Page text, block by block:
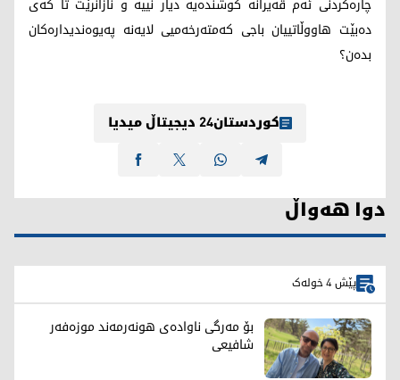
دەبێت هاووڵاتییان باجی کەمتەرخەمیی لایەنە پەیوەندیدارەکان
بدەن؟
کوردستان24 دیجیتاڵ میدیا
دوا هەواڵ
پێش 4 خولەک
بۆ مەرگی ناوادەی هونەرمەند موزەفەر
شافیعی